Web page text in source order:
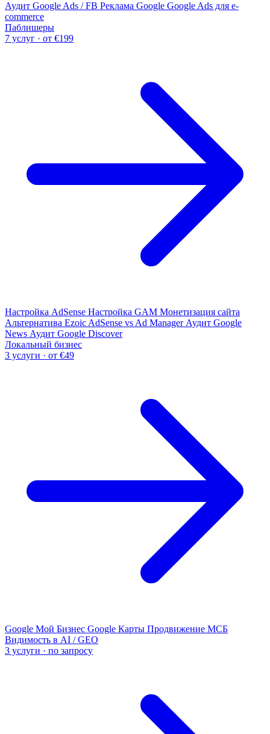
Аудит Google Ads / FB Реклама Google Google Ads для e-
commerce
Паблишеры
7 услуг · от €199
Настройка AdSense Настройка GAM Монетизация сайта
Альтернатива Ezoic AdSense vs Ad Manager Аудит Google
News Аудит Google Discover
Локальный бизнес
3 услуги · от €49
Google Мой Бизнес Google Карты Продвижение МСБ
Видимость в AI / GEO
3 услуги · по запросу